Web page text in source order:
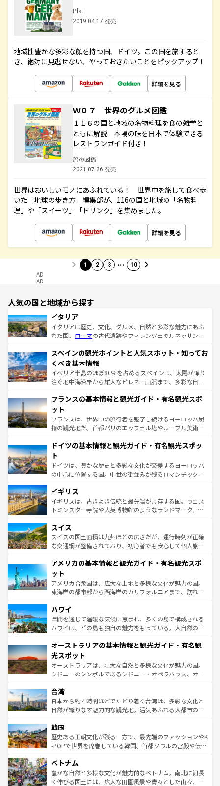
Plat
2019.04.17 発売
地域性豊かな多彩な顔を持つ国、ドイツ。この国を旅すると
き、絶対に見逃せない、やっておきたいことをピックアップ！
詳細を見る
Ｗ０７ 世界のグルメ図鑑
１１６の国と地域の名物料理を食の雑学と
ともに解説 本場の味を日本で体験できる
レストランガイド付き！
旅の図鑑
2021.07.26 発売
世界はおいしいモノにあふれている！ 世界中を旅して食べ歩
いた「地球の歩き方」編集部が、116の国と地域の「名物料
理」や「スイーツ」「ドリンク」を集めました。
詳細を見る
1 2 3 … 10
AD
AD
人気の国と地域から探す
イタリア
イタリアは歴史、文化、グルメ、自然と多彩な魅力にあふ
れた国。 ローマの古代遺跡やフィレンツェのルネッサンス
ろん、トスカーナの美しい田園風景やアマルフィ海岸の絶
景など、自然景観も見逃せない。観光の合間には、本場の
ピザやパスタなど、絶品のイタリア料理を堪能することも
できる。朝目覚めてから夜眠るまで、すべての瞬間を楽し
なお、新着のイタリア情報はコンテンツ一覧を参照してほ
しい。
スペインの観光ポイントと人気スポット・知ってお
くべき基本情報
イベリア半島のほぼ80％を占めるスペインは、太陽が降り
注ぐ地中海沿岸から雄大なピレネー山脈まで、多彩な自然
文化が根付くこの国では、情熱的なフラメンコ、熱気あふ
れる闘牛、そして美味しいタパスが生活の一部となってい
る。首都マドリードの洗練された雰囲気や、バルセロナの
アートに溢れた街角から、地方では古代ローマ遺跡や中世
せる。地方によって風土や気候が異なるスペインはその個
ンテンツ一覧 を参照してほしい。
フランスの基本情報と観光ガイド・有名観光スポ
ット
フランスは、世界中の旅行者を魅了し続けるヨーロッパ屈
指の観光地だ。首都パリのエッフェル塔やルーブル美術館
で、幅広い魅力が詰まっている。華麗な宮殿、歴史的な大
聖堂、美しいビーチ、そして豊かな自然が、訪れる者を心
から魅了する。また、フランスは美食の国としても知ら
れ、フランス料理はユネスコ無形文化遺産にも登録されて
香り高いラベンダー畑など、多彩な楽しみ方が可能だ。さ
らに、パリ以外の地域にも魅力が溢れており、どの街角に
も豊かな歴史と文化が息づいている。パリ以外の個性あふ
を参照してほしい。
ドイツの基本情報と観光ガイド・有名観光スポッ
ト
ドイツは、豊かな歴史と多彩な文化が交差するヨーロッパ
の中心に位置する国。中世の街並みが残るロマンチック街
顔を持つこの国は、どこを歩いても飽きることがない。ベ
ルリンの文化的活気、バイエルン州のアルプスの絶景、そ
してライン川沿いのワイン畑といった風景は必見。ビール
は、お酒好きな人にはぜひ体験してほしい。 なお、新着の
ドイツ情報はコンテンツ一覧を参照してほしい。
イギリス
イギリスは、古きよき伝統と最先端が共存する国。ウェス
トミンスター寺院や大英博物館のようなランドマーク、歴
リアごとに異なる魅力がある。また、優雅なアフタヌーン
ティー、ビール好きにはたまらない英国パブ、サッカー観
戦など、本場だからこそできる体験も豊富。イギリスを旅
ンツ一覧を参照してほしい。
スイス
スイスの国土面積は九州ほどの広さだが、運行時刻が正確
な交通網が整備されており、初心者でも安心して個人旅行
の建物がそのまま残る町や、スイスならではのユニークな
博物館もあり、アルプス観光だけでなく町歩きも満喫する
ことができる。国民の所得が高いため物価も高いが、旅行
者向けの交通パス提供のサービスもあり、うまく活用すれ
着のスイス情報は
アメリカの基本情報と観光ガイド・有名観光スポ
ット
アメリカ合衆国は、広大な土地と多様な文化が魅力の国。
東海岸の都市部から西海岸のカリフォルニアまで、訪れる
のような巨大都市は、観光、ショッピング、エンターテイ
ンメントが詰まった刺激的なスポットだ。一方、アメリカ
西部には大自然が広がり、グランドキャニオンやイエロー
部のニューオーリンズでは、音楽と美食が融合した独特の
文化が魅力。旅行者はアメリカの各地域で異なる魅力を楽
しみながら、その多様性と豊かな歴史を感じることができ
るだろう。車でのロードトリップや列車の旅も、アメリカ
情報は
ハワイ
年間を通じて温暖な気候に恵まれ、多くの島で構成される
ハワイは、どの島も独自の魅力をもっている。大自然の神
ワイ島は見逃せない。また、定番の観光地といえばオアフ
島だが、静かな自然を求めるならマウイ島やカウアイ島が
おすすめ。エメラルドグリーンに輝く海をはじめ、豊かな
文化や歴史が息づいている。「アロハスピリット」と呼ば
人々、おいしいローカルフードやハワイアンミュージッ
ク、伝統的なフラダンスなど、すべてがハワイの魅力を彩
っている。訪れるたびに新しい発見と感動が待っているハ
はコンテンツ一覧
オーストラリアの基本情報と観光ガイド・有名観
光スポット
オーストラリアは、壮大な自然と多様な文化が魅力の国。
シドニーのシンボルであるシドニー・オペラハウス、オー
リアリーフや大陸中央部にそびえるウルル（エアーズロッ
ク）、タスマニアの美しい原生林やケアンズの熱帯雨林な
ど、見どころがたくさん。また、カフェやワイン、オージ
いる。アクティビティも充実しており、サーフィンやダイ
ビング、ハイキングなど、アウトドア好きにはたまらな
い。オーストラリアの多彩な魅力を存分に味わいつくそ
参照してほしい。
台湾
日本から約４時間ほどでたどり着く台湾は、多彩な文化と
自然が織りなす魅力的な観光地。活気あふれる大都市の台
ン）、静ひつな山岳地帯である台湾東部など、都市の喧騒
と山間の静けさが共存しており、訪れる人に新しい発見と
驚きをもたらしてくれる。また、奥深い台湾の食文化も魅
容にもいいと評判のスイーツなど、バラエティ豊かな料理
が味わえる。 なお、新着の台湾情報は コンテンツ一覧を参
照してほしい。
韓国
歴史ある王朝文化が残る一方で、最先端のファッションやK
-POPで世界を席巻している韓国。首都ソウルの宮殿や伝統
き、地方に足を延ばせば四季折々の自然美を楽しむことが
できる。そして、キムチや焼肉、絶品のストリートフード
まで、さまざまな韓国料理が待っている。夜には、韓国な
ベトナム
豊かな自然と多様な文化が魅力的なベトナム。南北に細長
く伸びる国土には、広大な田園風景や青々とした山々、世